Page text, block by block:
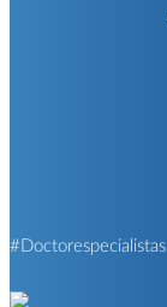
#Doctorespecialistas